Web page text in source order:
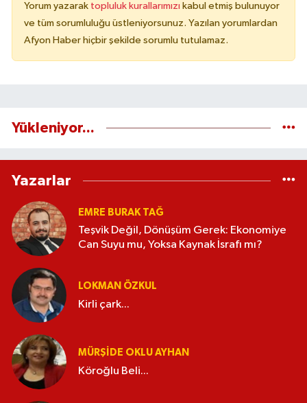
Yorum yazarak topluluk kurallarımızı kabul etmiş bulunuyor
ve tüm sorumluluğu üstleniyorsunuz. Yazılan yorumlardan
Afyon Haber hiçbir şekilde sorumlu tutulamaz.
Yükleniyor...
Yazarlar
EMRE BURAK TAĞ
Teşvik Değil, Dönüşüm Gerek: Ekonomiye
Can Suyu mu, Yoksa Kaynak İsrafı mı?
LOKMAN ÖZKUL
Kirli çark...
MÜRŞIDE OKLU AYHAN
Köroğlu Beli...